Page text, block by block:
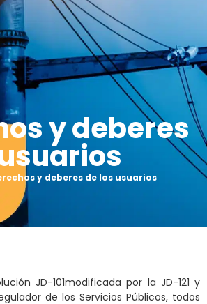
y deberes
y deberes de los usuarios
JD-101modificada por la JD-121 y
de los Servicios Públicos, todos